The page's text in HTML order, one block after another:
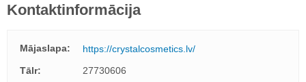
Kontaktinformācija
Mājaslapa:
https://crystalcosmetics.lv/
Tālr:
27730606